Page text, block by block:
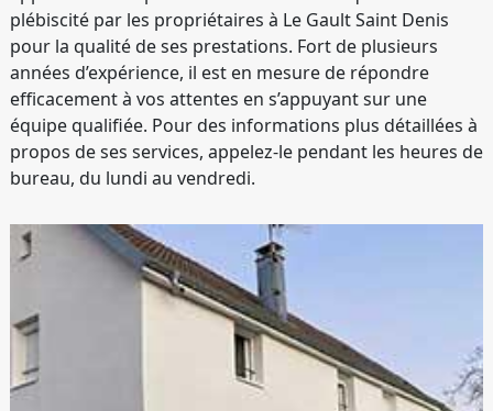
plébiscité par les propriétaires à Le Gault Saint Denis
pour la qualité de ses prestations. Fort de plusieurs
années d’expérience, il est en mesure de répondre
efficacement à vos attentes en s’appuyant sur une
équipe qualifiée. Pour des informations plus détaillées à
propos de ses services, appelez-le pendant les heures de
bureau, du lundi au vendredi.